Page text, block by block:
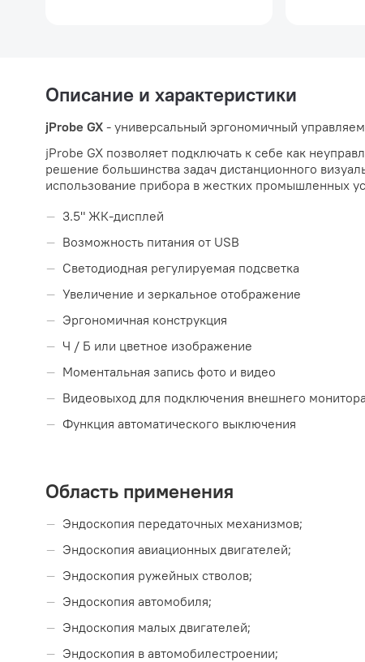
Описание и характеристики
jProbe GX - универсальный эргономичный
jProbe GX позволяет подключать к себе как
решение большинства задач дистанционного
использование прибора в жестких промышленных
3.5" ЖК-дисплей
Возможность питания от USB
Светодиодная регулируемая подсветка
Увеличение и зеркальное отображение
Эргономичная конструкция
Ч / Б или цветное изображение
Моментальная запись фото и видео
Видеовыход для подключения внешнего монитора
Функция автоматического выключения
Область применения
Эндоскопия передаточных механизмов;
Эндоскопия авиационных двигателей;
Эндоскопия ружейных стволов;
Эндоскопия автомобиля;
Эндоскопия малых двигателей;
Эндоскопия в автомобилестроении;